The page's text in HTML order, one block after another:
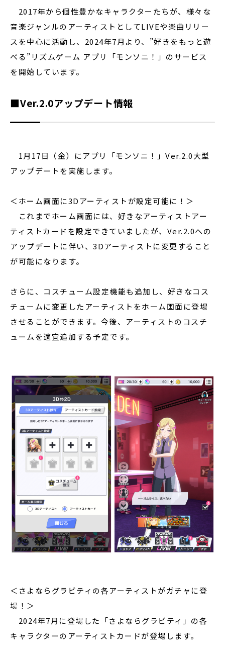
2017年から個性豊かなキャラクターたちが、様々な
音楽ジャンルのアーティストとしてLIVEや楽曲リリー
スを中心に活動し、2024年7月より、”好きをもっと遊
べる”リズムゲーム アプリ「モンソニ！」のサービス
を開始しています。
■Ver.2.0アップデート情報
1月17日（金）にアプリ「モンソニ！」Ver.2.0大型
アップデートを実施します。
＜ホーム画面に3Dアーティストが設定可能に！＞
これまでホーム画面には、好きなアーティストアー
ティストカードを設定できていましたが、Ver.2.0への
アップデートに伴い、3Dアーティストに変更すること
が可能になります。
さらに、コスチューム設定機能も追加し、好きなコス
チュームに変更したアーティストをホーム画面に登場
させることができます。今後、アーティストのコスチ
ュームを適宜追加する予定です。
＜さよならグラビティの各アーティストがガチャに登
場！＞
2024年7月に登場した「さよならグラビティ」の各
キャラクターのアーティストカードが登場します。